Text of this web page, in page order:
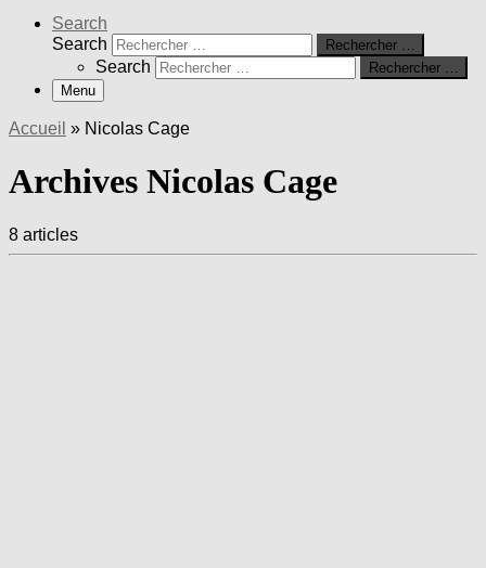
Search
Search
Rechercher …
Search
Rechercher …
Menu
Accueil » Nicolas Cage
Archives Nicolas Cage
8 articles